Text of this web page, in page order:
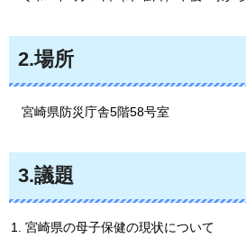
2.場所
宮崎県防災庁舎5階58号室
3.議題
宮崎県の母子保健の現状について